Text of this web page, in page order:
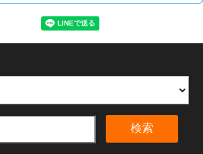
検索